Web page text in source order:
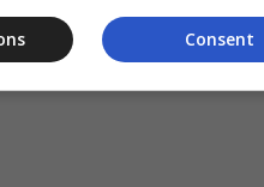
Consent